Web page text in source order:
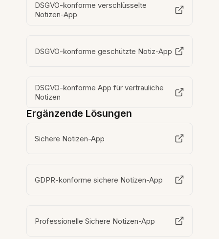
DSGVO-konforme verschlüsselte
Notizen-App
DSGVO-konforme geschützte Notiz-App
DSGVO-konforme App für vertrauliche
Notizen
Ergänzende Lösungen
Sichere Notizen-App
GDPR-konforme sichere Notizen-App
Professionelle Sichere Notizen-App